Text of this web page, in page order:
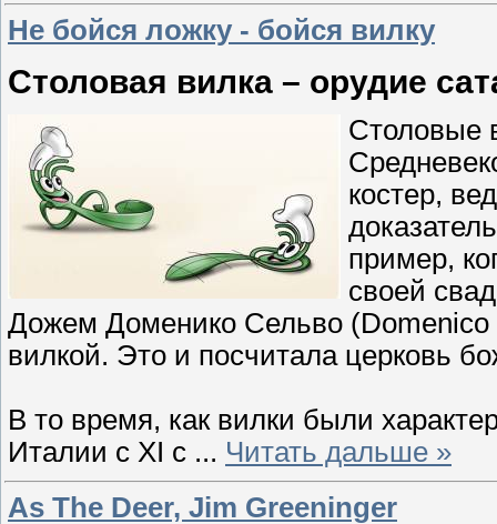
Не бойся ложку - бойся вилку
Столовая вилка – орудие
Столовые
костер,
пример,
своей
Дожем Доменико Сельво
вилкой. Это и посчитала церковь
В то время, как вилки были
Италии с XI с ... Читать дальше »
As The Deer, Jim Greeninger